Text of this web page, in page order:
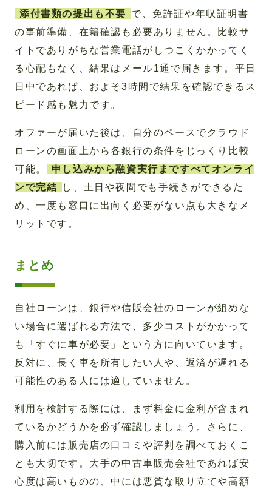
添付書類の提出も不要
で、免許証や年収証明書
の事前準備、在籍確認も必要ありません。比較サ
イトでありがちな営業電話がしつこくかかってく
る心配もなく、結果はメール1通で届きます。平日
日中であれば、およそ3時間で結果を確認できるス
ピード感も魅力です。
オファーが届いた後は、自分のペースでクラウド
ローンの画面上から各銀行の条件をじっくり比較
可能。
申し込みから融資実行まですべてオンライ
ンで完結
し、土日や夜間でも手続きができるた
め、一度も窓口に出向く必要がない点も大きなメ
リットです。
まとめ
自社ローンは、銀行や信販会社のローンが組めな
い場合に選ばれる方法で、多少コストがかかって
も「すぐに車が必要」という方に向いています。
反対に、長く車を所有したい人や、返済が遅れる
可能性のある人には適していません。
利用を検討する際には、まず料金に金利が含まれ
ているかどうかを必ず確認しましょう。さらに、
購入前には販売店の口コミや評判を調べておくこ
とも大切です。大手の中古車販売会社であれば安
心度は高いものの、中には悪質な取り立てや高額